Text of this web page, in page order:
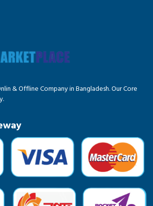
& Offline Company in Bangladesh. Our Core